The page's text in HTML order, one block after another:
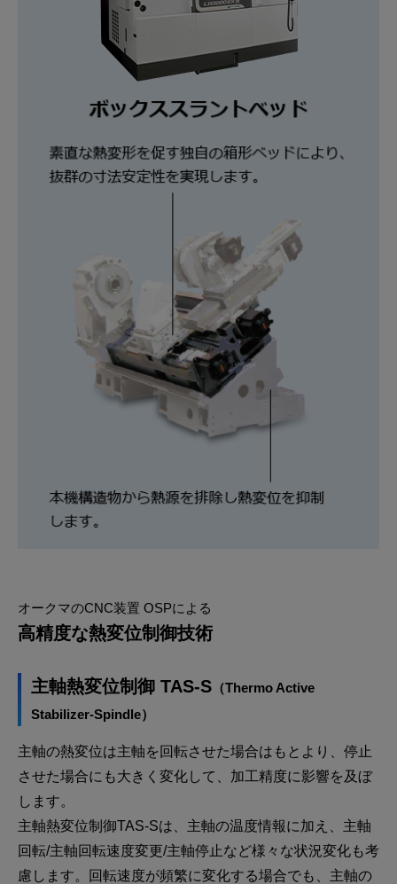
オークマのCNC装置 OSPによる
高精度な熱変位制御技術
主軸熱変位制御 TAS-S （Thermo Active
Stabilizer-Spindle）
主軸の熱変位は主軸を回転させた場合はもとより、停止
させた場合にも大きく変化して、加工精度に影響を及ぼ
します。
主軸熱変位制御TAS-Sは、主軸の温度情報に加え、主軸
回転/主軸回転速度変更/主軸停止など様々な状況変化も考
慮します。回転速度が頻繁に変化する場合でも、主軸の